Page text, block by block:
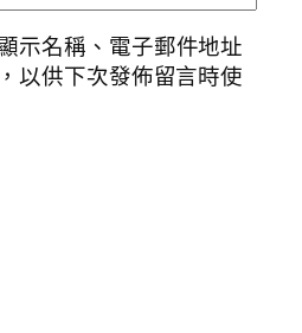
示名稱、電子郵件地址
以供下次發佈留言時使